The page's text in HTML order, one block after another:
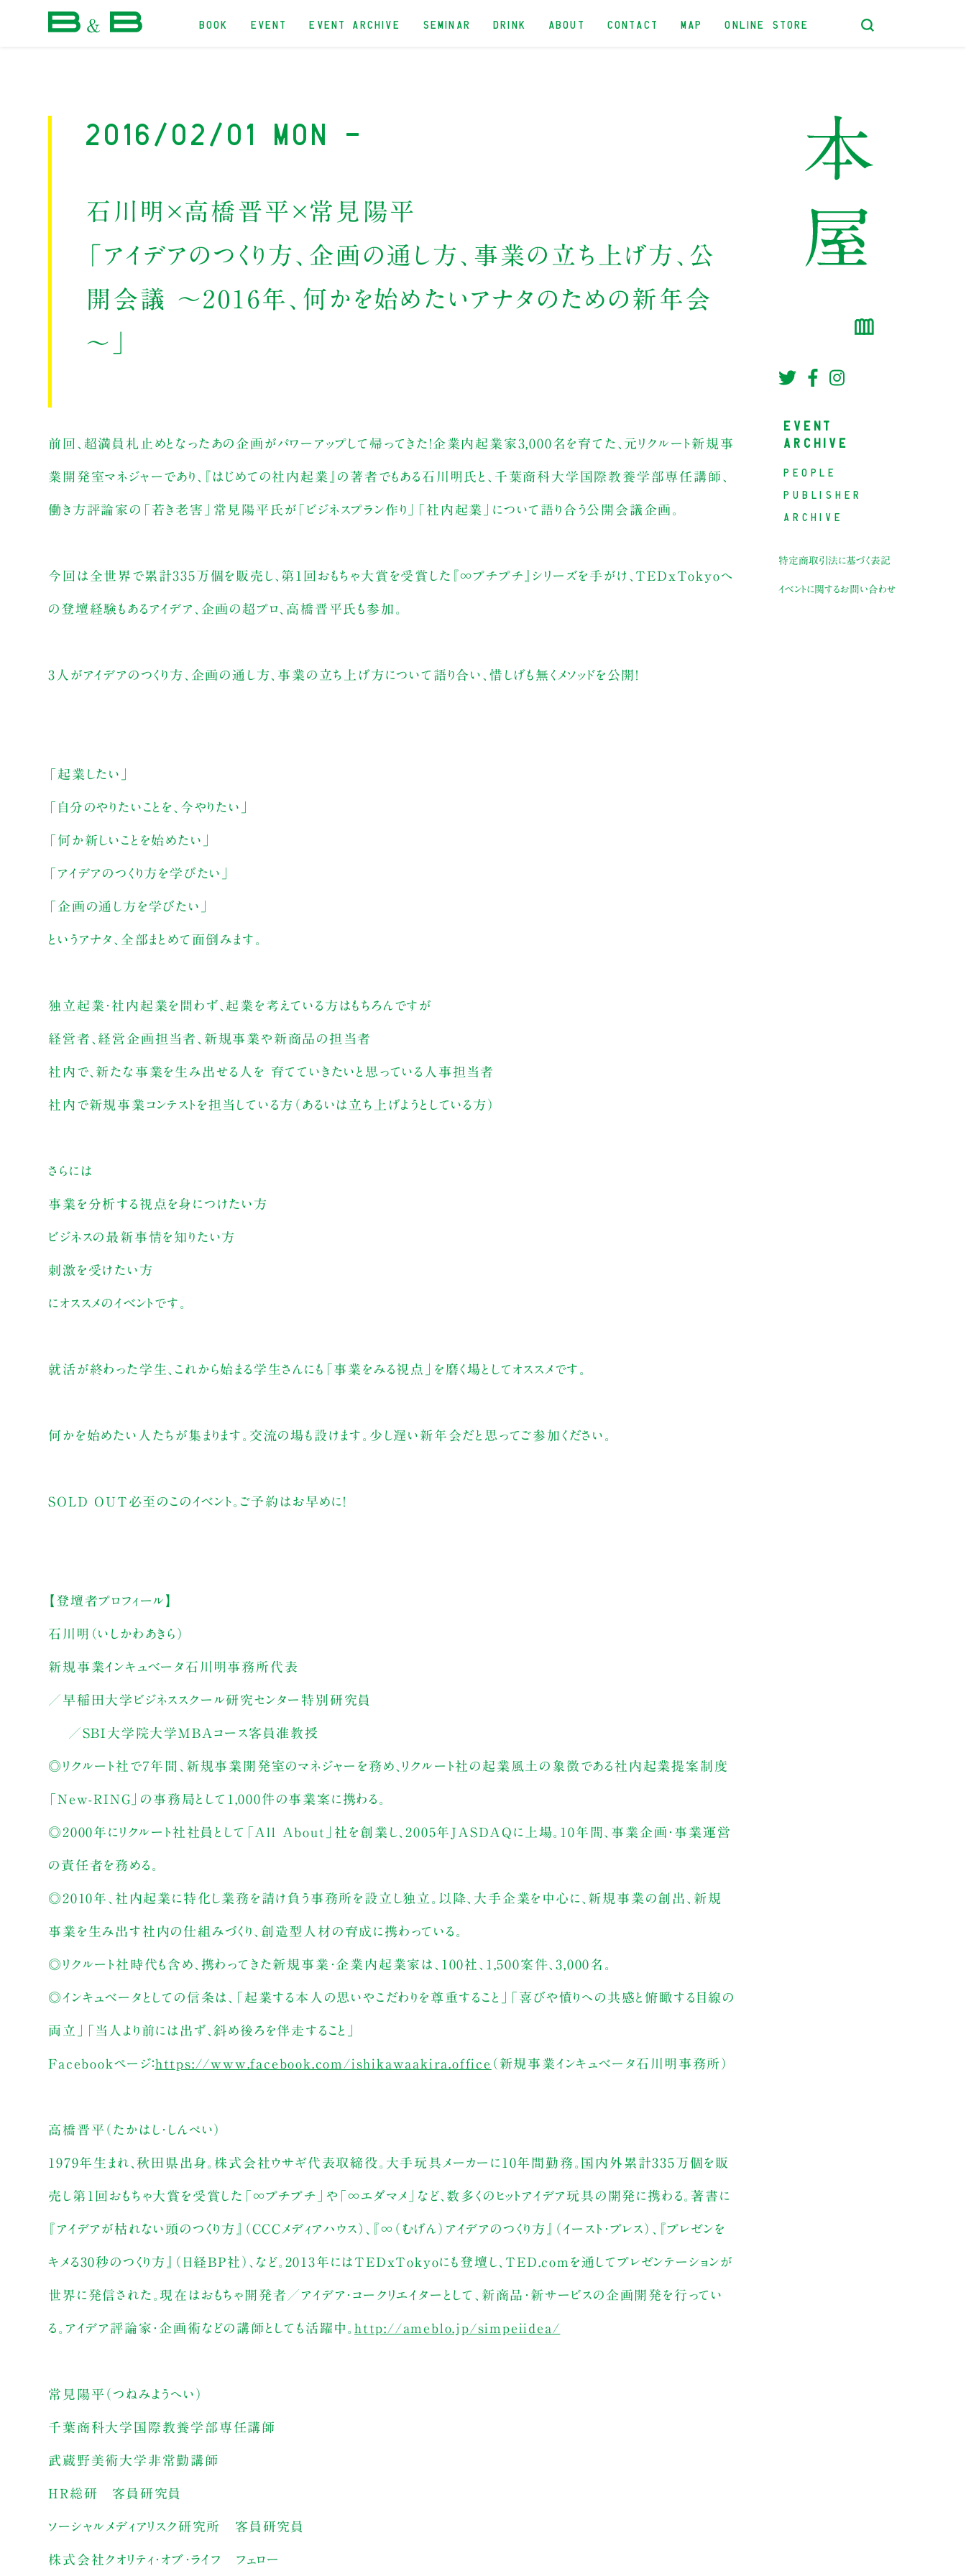
BOOK EVENT EVENT ARCHIVE SEMINAR DRINK ABOUT CONTACT MAP ONLINE STORE
2016/02/01 Mon -
石川明×高橋晋平×常見陽平
「アイデアのつくり方、企画の通し方、事業の立ち上げ方、公
開会議 ～2016年、何かを始めたいアナタのための新年会
～」
前回、超満員札止めとなったあの企画がパワーアップして帰ってきた！企業内起業家3,000名を育てた、元リクルート新規事
業開発室マネジャーであり、『はじめての社内起業』の著者でもある石川明氏と、千葉商科大学国際教養学部専任講師、
働き方評論家の「若き老害」常見陽平氏が「ビジネスプラン作り」「社内起業」について語り合う公開会議企画。
今回は全世界で累計335万個を販売し、第1回おもちゃ大賞を受賞した『∞プチプチ』シリーズを手がけ、TEDxTokyoへ
の登壇経験もあるアイデア、企画の超プロ、高橋晋平氏も参加。
3人がアイデアのつくり方、企画の通し方、事業の立ち上げ方について語り合い、惜しげも無くメソッドを公開！
「起業したい」
「自分のやりたいことを、今やりたい」
「何か新しいことを始めたい」
「アイデアのつくり方を学びたい」
「企画の通し方を学びたい」
というアナタ、全部まとめて面倒みます。
独立起業・社内起業を問わず、起業を考えている方はもちろんですが
経営者、経営企画担当者、新規事業や新商品の担当者
社内で、新たな事業を生み出せる人を 育てていきたいと思っている人事担当者
社内で新規事業コンテストを担当している方（あるいは立ち上げようとしている方）
さらには
事業を分析する視点を身につけたい方
ビジネスの最新事情を知りたい方
刺激を受けたい方
にオススメのイベントです。
就活が終わった学生、これから始まる学生さんにも「事業をみる視点」を磨く場としてオススメです。
何かを始めたい人たちが集まります。交流の場も設けます。少し遅い新年会だと思ってご参加ください。
SOLD OUT必至のこのイベント。ご予約はお早めに！
【登壇者プロフィール】
石川明（いしかわあきら）
新規事業インキュベータ石川明事務所代表
／早稲田大学ビジネススクール研究センター特別研究員
／ＳＢＩ大学院大学ＭＢＡコース客員准教授
◎リクルート社で７年間、新規事業開発室のマネジャーを務め、リクルート社の起業風土の象徴である社内起業提案制度
「New-RING」の事務局として1,000件の事業案に携わる。
◎2000年にリクルート社社員として「All About」社を創業し、2005年JASDAQに上場。10年間、事業企画・事業運営
の責任者を務める。
◎2010年、社内起業に特化し業務を請け負う事務所を設立し独立。以降、大手企業を中心に、新規事業の創出、新規
事業を生み出す社内の仕組みづくり、創造型人材の育成に携わっている。
◎リクルート社時代も含め、携わってきた新規事業・企業内起業家は、100社、1,500案件、3,000名。
◎インキュベータとしての信条は、「起業する本人の思いやこだわりを尊重すること」「喜びや憤りへの共感と俯瞰する目線の
両立」「当人より前には出ず、斜め後ろを伴走すること」
Facebookページ：https://www.facebook.com/ishikawaakira.office （新規事業インキュベータ石川明事務所）
高橋晋平（たかはし・しんぺい）
1979年生まれ、秋田県出身。株式会社ウサギ代表取締役。大手玩具メーカーに10年間勤務。国内外累計335万個を販
売し第１回おもちゃ大賞を受賞した「∞プチプチ」や「∞エダマメ」など、数多くのヒットアイデア玩具の開発に携わる。著書に
『アイデアが枯れない頭のつくり方』（CCCメディアハウス）、『∞（むげん）アイデアのつくり方』（イースト・プレス）、『プレゼンを
キメる30秒のつくり方』（日経BP社）、など。2013年にはTEDxTokyoにも登壇し、TED.comを通してプレゼンテーションが
世界に発信された。現在はおもちゃ開発者／アイデア・コークリエイターとして、新商品・新サービスの企画開発を行ってい
る。アイデア評論家・企画術などの講師としても活躍中。 http://ameblo.jp/simpeiidea/
常見陽平（つねみようへい）
千葉商科大学国際教養学部専任講師
武蔵野美術大学非常勤講師
HR総研 客員研究員
ソーシャルメディアリスク研究所 客員研究員
株式会社クオリティ・オブ・ライフ フェロー
EVENT
ARCHIVE
PEOPLE
PUBLISHER
ARCHIVE
特定商取引法に基づく表記
イベントに関するお問い合わせ